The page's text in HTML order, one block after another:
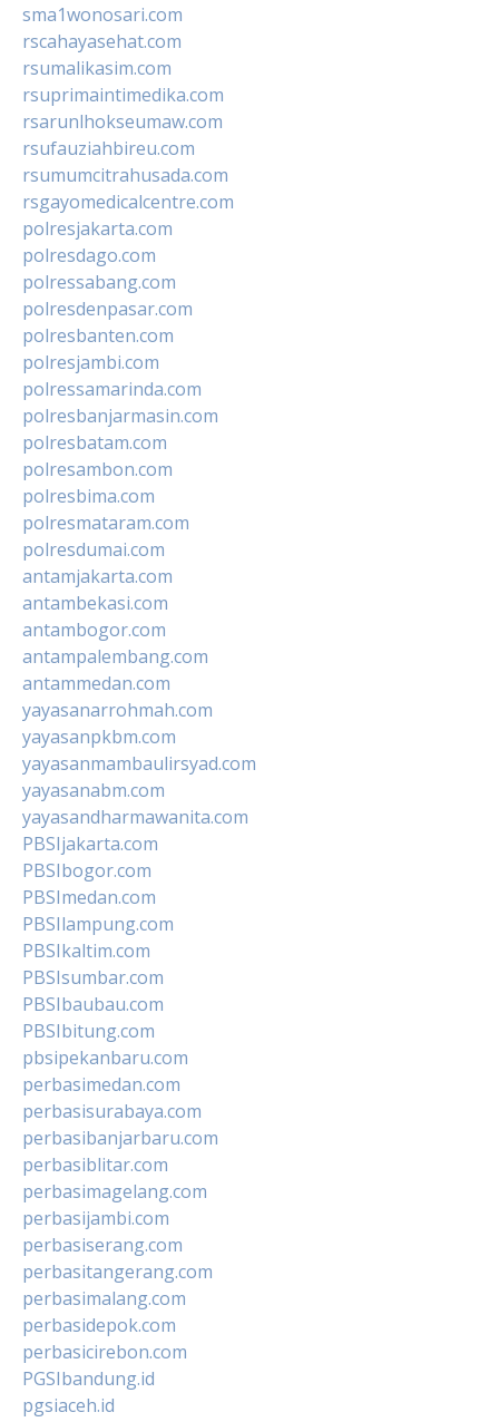
sma1wonosari.com
rscahayasehat.com
rsumalikasim.com
rsuprimaintimedika.com
rsarunlhokseumaw.com
rsufauziahbireu.com
rsumumcitrahusada.com
rsgayomedicalcentre.com
polresjakarta.com
polresdago.com
polressabang.com
polresdenpasar.com
polresbanten.com
polresjambi.com
polressamarinda.com
polresbanjarmasin.com
polresbatam.com
polresambon.com
polresbima.com
polresmataram.com
polresdumai.com
antamjakarta.com
antambekasi.com
antambogor.com
antampalembang.com
antammedan.com
yayasanarrohmah.com
yayasanpkbm.com
yayasanmambaulirsyad.com
yayasanabm.com
yayasandharmawanita.com
PBSIjakarta.com
PBSIbogor.com
PBSImedan.com
PBSIlampung.com
PBSIkaltim.com
PBSIsumbar.com
PBSIbaubau.com
PBSIbitung.com
pbsipekanbaru.com
perbasimedan.com
perbasisurabaya.com
perbasibanjarbaru.com
perbasiblitar.com
perbasimagelang.com
perbasijambi.com
perbasiserang.com
perbasitangerang.com
perbasimalang.com
perbasidepok.com
perbasicirebon.com
PGSIbandung.id
pgsiaceh.id